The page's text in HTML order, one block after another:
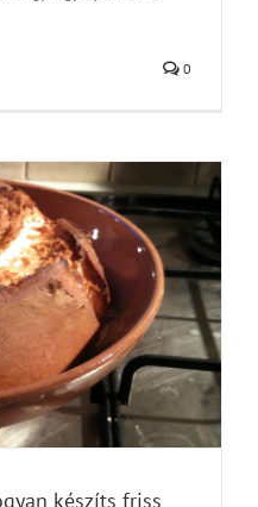
0
készíts friss